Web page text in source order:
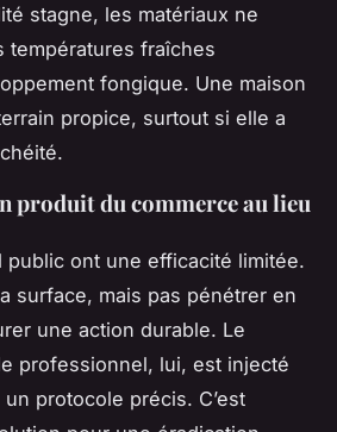
stagne, les matériaux ne
températures fraîches
fongique. Une maison
propice, surtout si elle a
produit du commerce au lieu
public ont une efficacité limitée.
surface, mais pas pénétrer en
une action durable. Le
professionnel, lui, est injecté
protocole précis. C’est